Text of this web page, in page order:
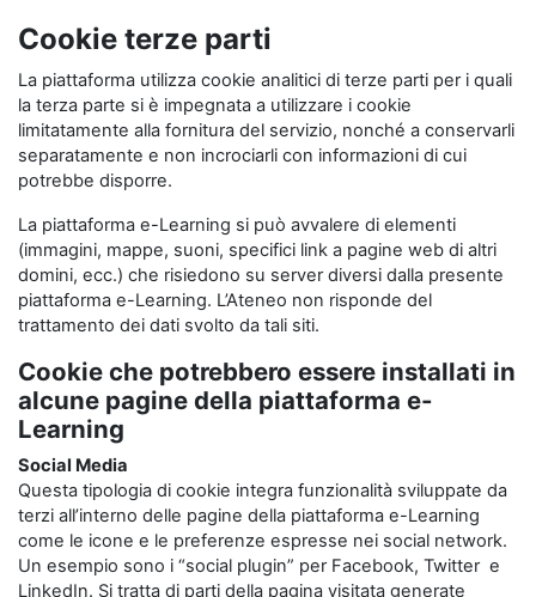
Cookie terze parti
La piattaforma utilizza cookie analitici di terze parti per i quali
la terza parte si è impegnata a utilizzare i cookie
limitatamente alla fornitura del servizio, nonché a conservarli
separatamente e non incrociarli con informazioni di cui
potrebbe disporre.
La piattaforma e-Learning si può avvalere di elementi
(immagini, mappe, suoni, specifici link a pagine web di altri
domini, ecc.) che risiedono su server diversi dalla presente
piattaforma e-Learning. L’Ateneo non risponde del
trattamento dei dati svolto da tali siti.
Cookie che potrebbero essere installati in
alcune pagine della piattaforma e-
Learning
Social Media
Questa tipologia di cookie integra funzionalità sviluppate da
terzi all’interno delle pagine della piattaforma e-Learning
come le icone e le preferenze espresse nei social network.
Un esempio sono i “social plugin” per Facebook, Twitter e
LinkedIn. Si tratta di parti della pagina visitata generate